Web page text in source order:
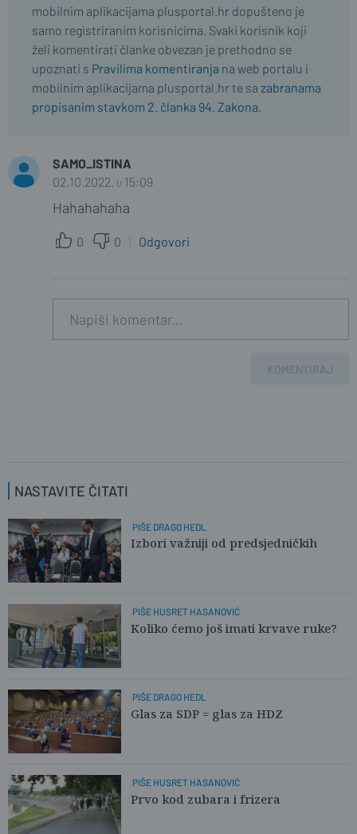
mobilnim aplikacijama plusportal.hr dopušteno je
samo registriranim korisnicima. Svaki korisnik koji
želi komentirati članke obvezan je prethodno se
upoznati s Pravilima komentiranja na web portalu i
mobilnim aplikacijama plusportal.hr te sa zabranama
propisanim stavkom 2. članka 94. Zakona.
SAMO_ISTINA
02.10.2022. u 15:09
Hahahahaha
0 0 Odgovori
KOMENTIRAJ
NASTAVITE ČITATI
PIŠE DRAGO HEDL
Izbori važniji od predsjedničkih
PIŠE HUSRET HASANOVIĆ
Koliko ćemo još imati krvave ruke?
PIŠE DRAGO HEDL
Glas za SDP = glas za HDZ
PIŠE HUSRET HASANOVIĆ
Prvo kod zubara i frizera